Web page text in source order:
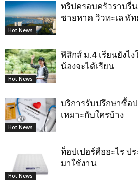
Hot News
ทริปครอบครัวราบรื่
ชายหาด วิวทะเล พัท
Hot News
ฟิสิกส์ ม.4 เรียนยังไ
น้องจะได้เรียน
Hot News
บริการรับปรึกษาซื้อ
เหมาะกับใครบ้าง
Hot News
ท็อปเปอร์คืออะไร ป
มาใช้งาน